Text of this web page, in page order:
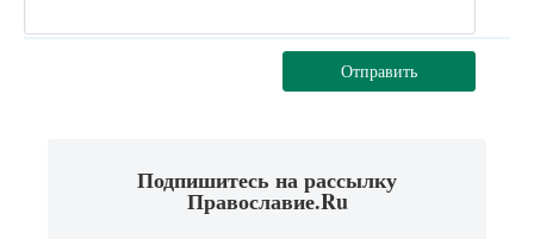
Отправить
Подпишитесь на рассылку
Православие.Ru